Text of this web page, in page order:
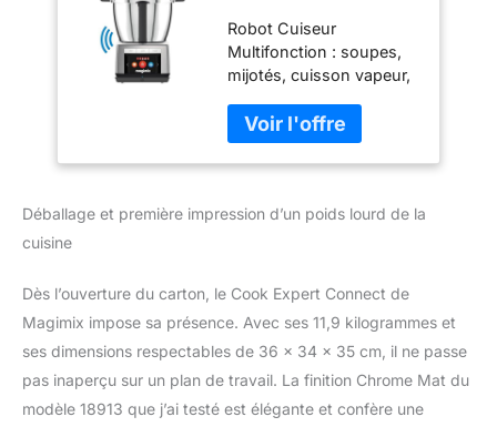
connecté Cook
Expert 3.5L-
Blender, Hachoir,
Boulangerie,
Cuisson -
Connexion
Bluetooth -
Robot Cuiseur
Multifonction : soupes,
mijotés, cuisson vapeur,
smoothies, pains,
brioches, blancs en
neige, boissons,
glacés, plats bébé Cook
votre robot depuis votre
smartphone ou tablette
et régler vos
programmes du bout
des doigts Durable et
silencieux : équipé d’un
Déballage et première impression d’un poids lourd de la
cuisine
Dès l’ouverture du carton, le Cook Expert Connect de
Magimix impose sa présence. Avec ses 11,9 kilogrammes et
ses dimensions respectables de 36 x 34 x 35 cm, il ne passe
pas inaperçu sur un plan de travail. La finition Chrome Mat du
modèle 18913 que j’ai testé est élégante et confère une